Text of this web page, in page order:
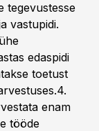
tegevustesse
vastupidi.
edaspidi
toetust
enam
tööde